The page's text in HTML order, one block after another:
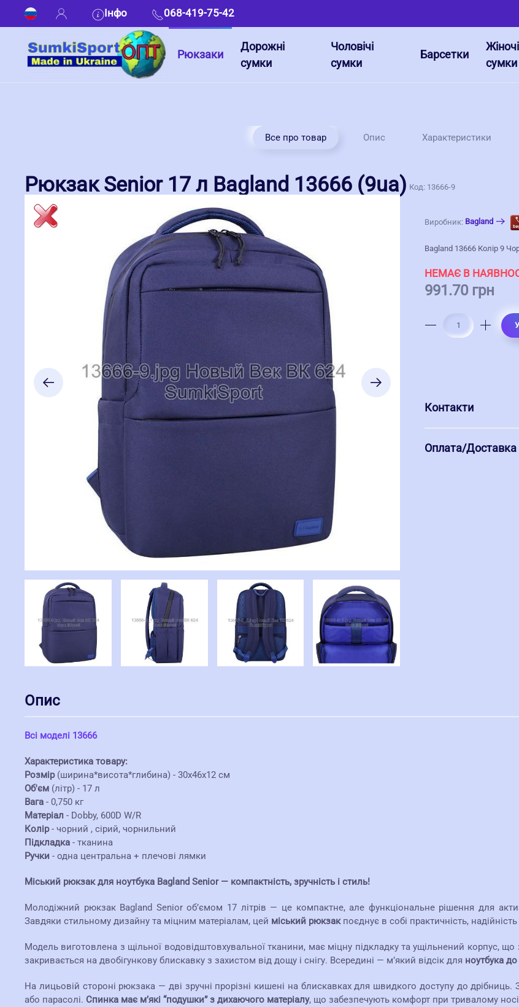
Інфо 068-419-75-42
Рюкзаки
Дорожні
сумки
Чоловічі
сумки
Барсетки
Жіночі
сумки
Все про товар Опис Характеристики
Рюкзак Senior 17 л Bagland 13666 (9ua) Код: 13666-9
Виробник: Bagland
Bagland 13666 Колір 9
НЕМАЄ В
991.70 грн
Контакти
Оплата/Доставка
Опис
Всі моделі 13666
Характеристика товару:
Розмір(ширина*висота*глибина) - 30х46х12 см
Об'єм (літр) - 17 л
Вага - 0,750 кг
Матеріал - Dobby, 600D W/R
Колір- чорний , сірий, чорнильний
Підкладка - тканина
Ручки - одна центральна + плечові лямки
Міський рюкзак для ноутбука Bagland Senior — компактність, зручність і стиль!
Молодіжний рюкзак Bagland Senior об’ємом 17 літрів — це компактне, але функціональне рішення для
Завдяки стильному дизайну та міцним матеріалам, цей міський рюкзакпоєднує в собі практичність,
Модель виготовлена з щільної водовідштовхувальної тканини, має міцну підкладку та ущільнений корпус,
закривається на двобігункову блискавку з захистом від дощу і снігу. Всередині — м’який відсік для ноутбука
На лицьовій стороні рюкзака — дві зручні прорізні кишені на блискавках для швидкого доступу до
або парасолі. Спинка має м’які “подушки” з дихаючого матеріалу, що забезпечують комфорт при тривалому